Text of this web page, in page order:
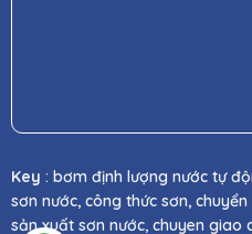
Key : bơm định lượng nước tự
sơn nước, công thức sơn,
sản xuất sơn nước, chuyen giao